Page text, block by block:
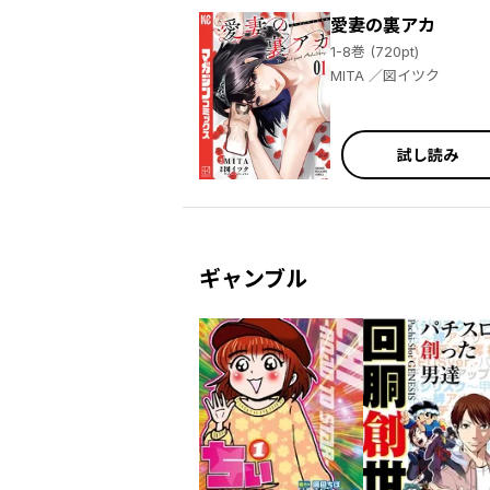
愛妻の裏アカ
1-8巻 (720pt)
MITA ／図イツク
試し読み
ギャンブル